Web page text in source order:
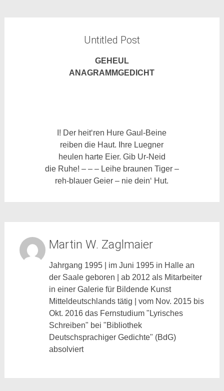
Untitled Post
GEHEUL
ANAGRAMMGEDICHT
I! Der heit‘ren Hure Gaul-Beine
reiben die Haut. Ihre Luegner
heulen harte Eier. Gib Ur-Neid
die Ruhe! – – – Leihe braunen Tiger –
reh-blauer Geier – nie dein‘ Hut.
Martin W. Zaglmaier
Jahrgang 1995 | im Juni 1995 in Halle an
der Saale geboren | ab 2012 als Mitarbeiter
in einer Galerie für Bildende Kunst
Mitteldeutschlands tätig | vom Nov. 2015 bis
Okt. 2016 das Fernstudium "Lyrisches
Schreiben" bei "Bibliothek
Deutschsprachiger Gedichte" (BdG)
absolviert